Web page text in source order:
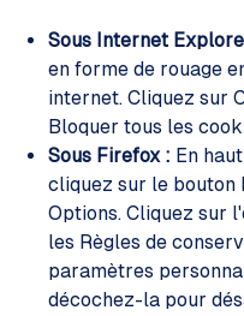
Sous Internet
en forme de rouage
internet. Cliquez sur
Bloquer tous les
Sous Firefox : En
cliquez sur le bouton
Options. Cliquez sur
les Règles de
paramètres
décochez-la pour